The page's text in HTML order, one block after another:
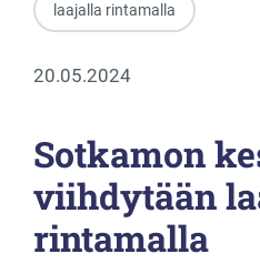
laajalla rintamalla
20.05.2024
Sotkamon
viihdytään
rintamalla